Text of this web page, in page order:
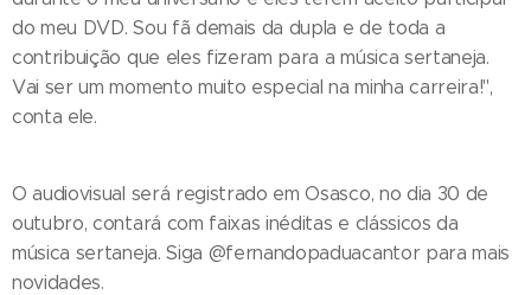
do meu DVD. Sou fã demais da dupla e de toda a
contribuição que eles fizeram para a música sertaneja.
Vai ser um momento muito especial na minha carreira!",
conta ele.
O audiovisual será registrado em Osasco, no dia 30 de
outubro, contará com faixas inéditas e clássicos da
música sertaneja. Siga @fernandopaduacantor para mais
novidades.